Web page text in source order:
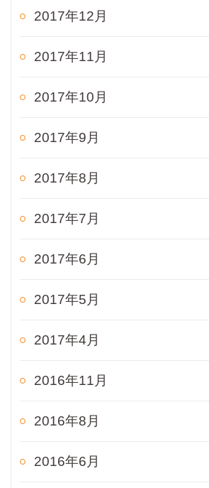
2017年12月
2017年11月
2017年10月
2017年9月
2017年8月
2017年7月
2017年6月
2017年5月
2017年4月
2016年11月
2016年8月
2016年6月